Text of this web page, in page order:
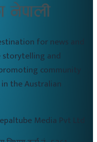
for news and
storytelling and
community
in the Australian
Media Pvt Ltd